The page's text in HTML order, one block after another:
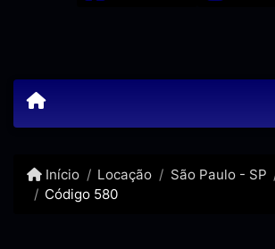
Início Locação São Paulo - SP
Código 580